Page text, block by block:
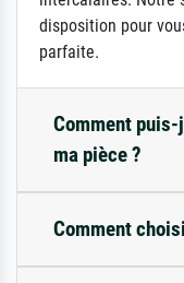
disposition pour
parfaite.
Comment
ma pièce ?
Comment